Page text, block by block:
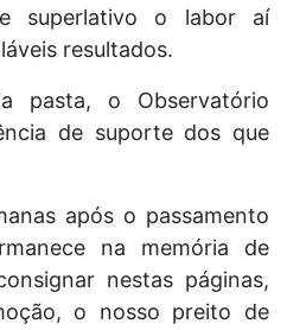
superlativo o labor aí
resultados.
pasta, o Observatório
de suporte dos que
após o passamento
na memória de
nestas páginas,
o nosso preito de